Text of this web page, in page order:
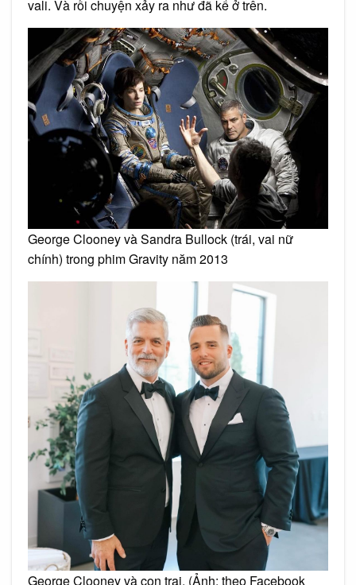
vali. Và rồi chuyện xảy ra như đã kể ở trên.
George Clooney và Sandra Bullock (trái, vai nữ
chính) trong phim Gravity năm 2013
George Clooney và con trai. (Ảnh: theo Facebook